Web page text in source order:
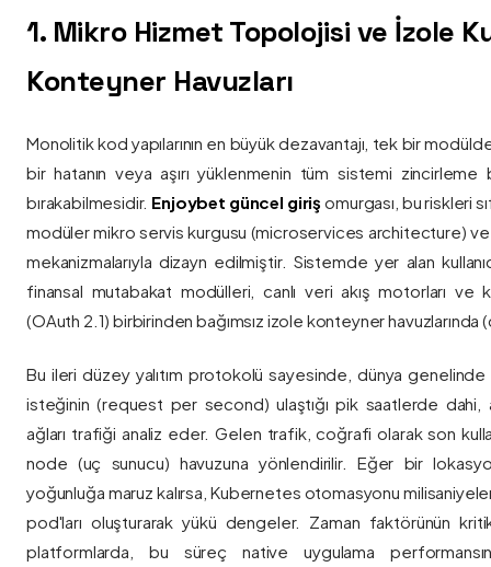
1. Mikro Hizmet Topolojisi ve İzole
Konteyner Havuzları
Monolitik kod yapılarının en büyük dezavantajı, tek bir
bir hatanın veya aşırı yüklenmenin tüm sistemi zincirleme
bırakabilmesidir. Enjoybet güncel giriş omurgası, bu riskleri
modüler mikro servis kurgusu (microservices architecture)
mekanizmalarıyla dizayn edilmiştir. Sistemde yer alan
finansal mutabakat modülleri, canlı veri akış motorları ve
(OAuth 2.1) birbirinden bağımsız izole konteyner havuzlarında
Bu ileri düzey yalıtım protokolü sayesinde, dünya genelinde
isteğinin (request per second) ulaştığı pik saatlerde dahi,
ağları trafiği analiz eder. Gelen trafik, coğrafi olarak son
node (uç sunucu) havuzuna yönlendirilir. Eğer bir
yoğunluğa maruz kalırsa, Kubernetes otomasyonu
pod'ları oluşturarak yükü dengeler. Zaman faktörünün
platformlarda, bu süreç native uygulama